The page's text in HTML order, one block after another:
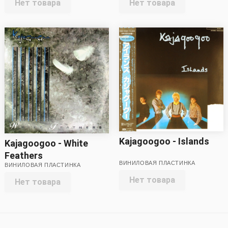
Нет товара Нет товара
Kajagoogoo - White
Feathers
ВИНИЛОВАЯ ПЛАСТИНКА
Нет товара
Kajagoogoo - Islands
ВИНИЛОВАЯ ПЛАСТИНКА
Нет товара